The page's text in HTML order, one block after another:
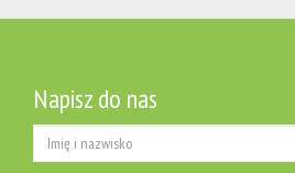
Napisz do nas